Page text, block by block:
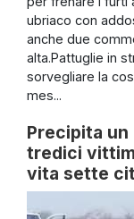
ubriaco con
anche due
alta.Pattuglie in
sorvegliare la
mes...
Precipita un
tredici
vita sette